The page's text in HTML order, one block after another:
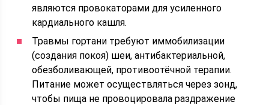
являются провокаторами для усиленного
кардиального кашля.
Травмы гортани требуют иммобилизации
(создания покоя) шеи, антибактериальной,
обезболивающей, противоотёчной терапии.
Питание может осуществляться через зонд,
чтобы пища не провоцировала раздражение